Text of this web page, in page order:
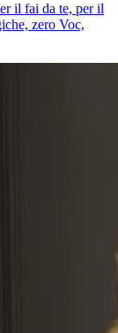
il fai da te, per il
zero Voc,